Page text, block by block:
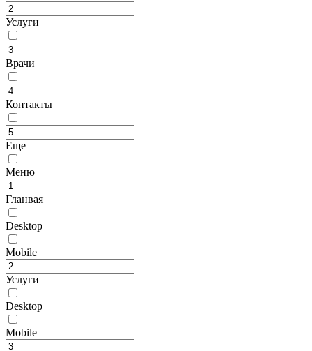
Услуги
Врачи
Контакты
Еще
Меню
Гланвая
Desktop
Mobile
Услуги
Desktop
Mobile